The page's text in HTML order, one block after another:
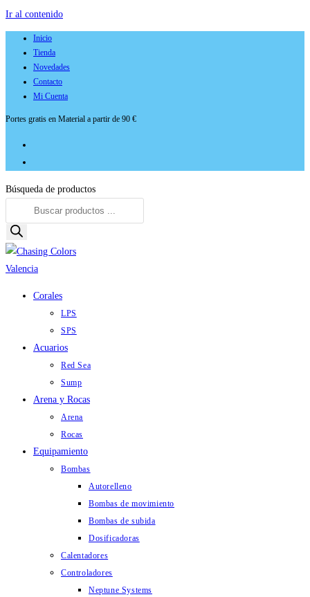
Ir al contenido
Inicio
Tienda
Novedades
Contacto
Mi Cuenta
Portes gratis en Material a partir de 90 €
Búsqueda de productos
Corales
LPS
SPS
Acuarios
Red Sea
Sump
Arena y Rocas
Arena
Rocas
Equipamiento
Bombas
Autorelleno
Bombas de movimiento
Bombas de subida
Dosificadoras
Calentadores
Controladores
Neptune Systems